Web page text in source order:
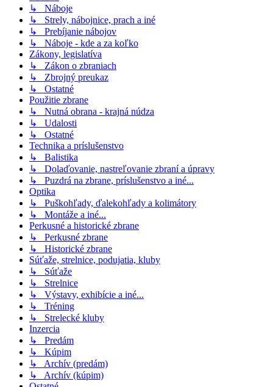
↳ Náboje
↳ Strely, nábojnice, prach a iné
↳ Prebíjanie nábojov
↳ Náboje - kde a za koľko
Zákony, legislatíva
↳ Zákon o zbraniach
↳ Zbrojný preukaz
↳ Ostatné
Použitie zbrane
↳ Nutná obrana - krajná núdza
↳ Udalosti
↳ Ostatné
Technika a príslušenstvo
↳ Balistika
↳ Dolaďovanie, nastreľovanie zbraní a úpravy
↳ Puzdrá na zbrane, príslušenstvo a iné...
Optika
↳ Puškohľady, ďalekohľady a kolimátory
↳ Montáže a iné...
Perkusné a historické zbrane
↳ Perkusné zbrane
↳ Historické zbrane
Súťaže, strelnice, podujatia, kluby
↳ Súťaže
↳ Strelnice
↳ Výstavy, exhibície a iné...
↳ Tréning
↳ Strelecké kluby
Inzercia
↳ Predám
↳ Kúpim
↳ Archív (predám)
↳ Archív (kúpim)